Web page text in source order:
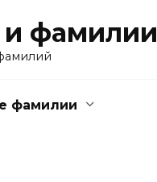
и фамилии
фамилии